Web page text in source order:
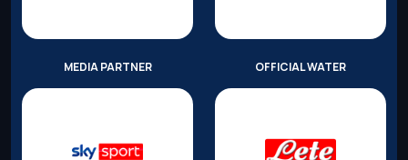
MEDIA PARTNER OFFICIAL WATER